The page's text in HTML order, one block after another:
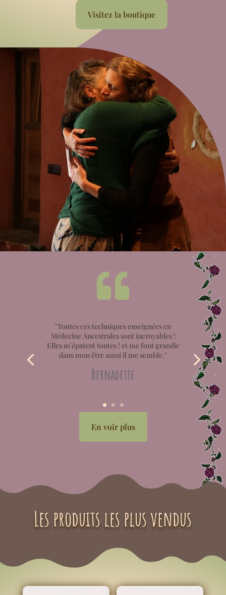
Visitez la boutique

"Toutes ces techniques enseignées en
Médecine Ancestrales sont incroyables !
Elles m'épatent toutes ! et me font grandir
dans mon être aussi il me semble."
Bernadette
En voir plus
Les produits les plus vendus